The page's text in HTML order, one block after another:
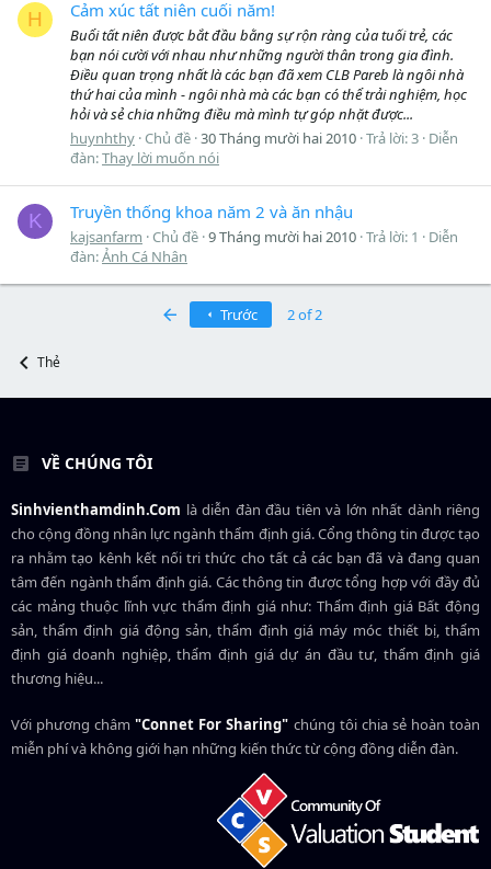
H Cảm xúc tất niên cuối năm!
Buổi tất niên được bắt đầu bằng sự rộn ràng của tuối trẻ, các
bạn nói cười với nhau như những người thân trong gia đình.
Điều quan trọng nhất là các bạn đã xem CLB Pareb là ngôi nhà
thứ hai của mình - ngôi nhà mà các bạn có thể trải nghiệm, học
hỏi và sẻ chia những điều mà mình tự góp nhặt được...
huynhthy Chủ đề 30 Tháng mười hai 2010 Trả lời: 3 Diễn
đàn:Thay lời muốn nói
K Truyền thống khoa năm 2 và ăn nhậu
kajsanfarm Chủ đề 9 Tháng mười hai 2010 Trả lời: 1
Diễn
đàn:Ảnh Cá Nhân
Trước 2 of 2
Thẻ
VỀ CHÚNG TÔI
Sinhvienthamdinh.Com là diễn đàn đầu tiên và lớn nhất dành riêng
cho cộng đồng nhân lực ngànhthẩm định giá. Cổng thông tin được tạo
ra nhằm tạo kênh kết nối tri thức cho tất cả các bạn đã và đang quan
tâm đến ngành thẩm định giá. Các thông tin được tổng hợp với đầy đủ
các mảng thuộc lĩnh vực thẩm định giá như: Thẩm định giá Bất động
sản, thẩm định giá động sản, thẩm định giá máy móc thiết bị, thẩm
định giá doanh nghiệp, thẩm định giá dự án đầu tư, thẩm định giá
thương hiệu...
Với phương châm"Connet For Sharing" chúng tôi chia sẻ hoàn toàn
miễn phí và không giới hạn những kiến thức từ cộng đồng diễn đàn.